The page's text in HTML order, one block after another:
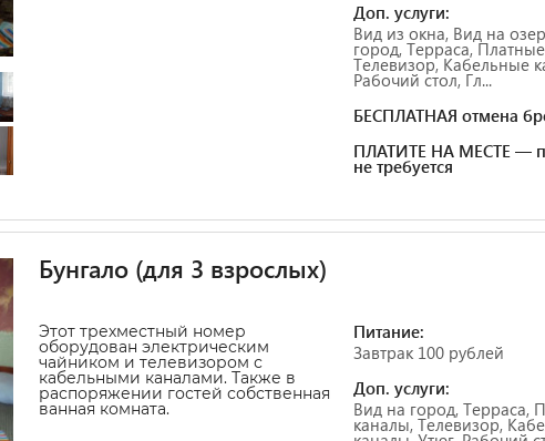
Доп. услуги:
Вид из окна, Вид на
город, Терраса,
Телевизор, Кабельные
Рабочий стол, Гл...
БЕСПЛАТНАЯ отмена
ПЛАТИТЕ НА МЕСТЕ —
не требуется
Бунгало (для 3 взрослых)
Этот трехместный номер
оборудован электрическим
чайником и телевизором с
кабельными каналами. Также в
распоряжении гостей собственная
ванная комната.
Питание:
Завтрак 100 рублей
Доп. услуги:
Вид на город, Терраса,
каналы, Телевизор,